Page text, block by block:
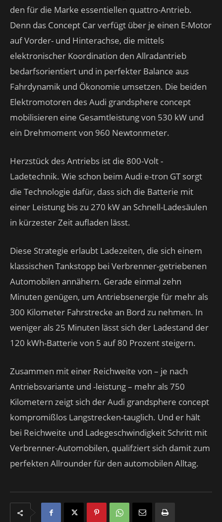
den für die Marke essentiellen quattro-Antrieb.
Denn das Concept Car verfügt über je einen E-Motor
auf Vorder- und Hinterachse, die mittels
elektronischer Koordination den Allradantrieb
bedarfsorientiert und in perfekter Balance aus
Fahrdynamik und Ökonomie umsetzen. Die beiden
Elektromotoren des Audi grandsphere concept
mobilisieren eine Gesamtleistung von 530 kW und
ein Drehmoment von 960 Newtonmeter.
Herzstück des Antriebs ist die 800-Volt -
Ladetechnik. Wie schon beim Audi e-tron GT sorgt
die Technologie dafür, dass sich die Batterie mit
einer Leistung bis zu 270 kW an Schnell-Ladesäulen
in kürzester Zeit aufladen lässt.
Diese Strategie erlaubt Ladezeiten, die sich einem
klassischen Tankstopp bei Verbrenner-getriebenen
Automobilen annähern. Gerade einmal zehn
Minuten genügen, um Antriebsenergie für mehr als
300 Kilometer Fahrstrecke an Bord zu nehmen. In
weniger als 25 Minuten lässt sich der Ladestand der
120 kWh-Batterie von 5 auf 80 Prozent steigern.
Zusammen mit einer Reichweite von – je nach
Antriebsvariante und -leistung – mehr als 750
Kilometern zeigt sich der Audi grandsphere concept
kompromißlos Langstrecken-tauglich. Und er hält
bei Reichweite und Ladegeschwindigkeit Schritt mit
Verbrenner-Automobilen, qualifziert sich damit zum
perfekten Allrounder für den automobilen Alltag.